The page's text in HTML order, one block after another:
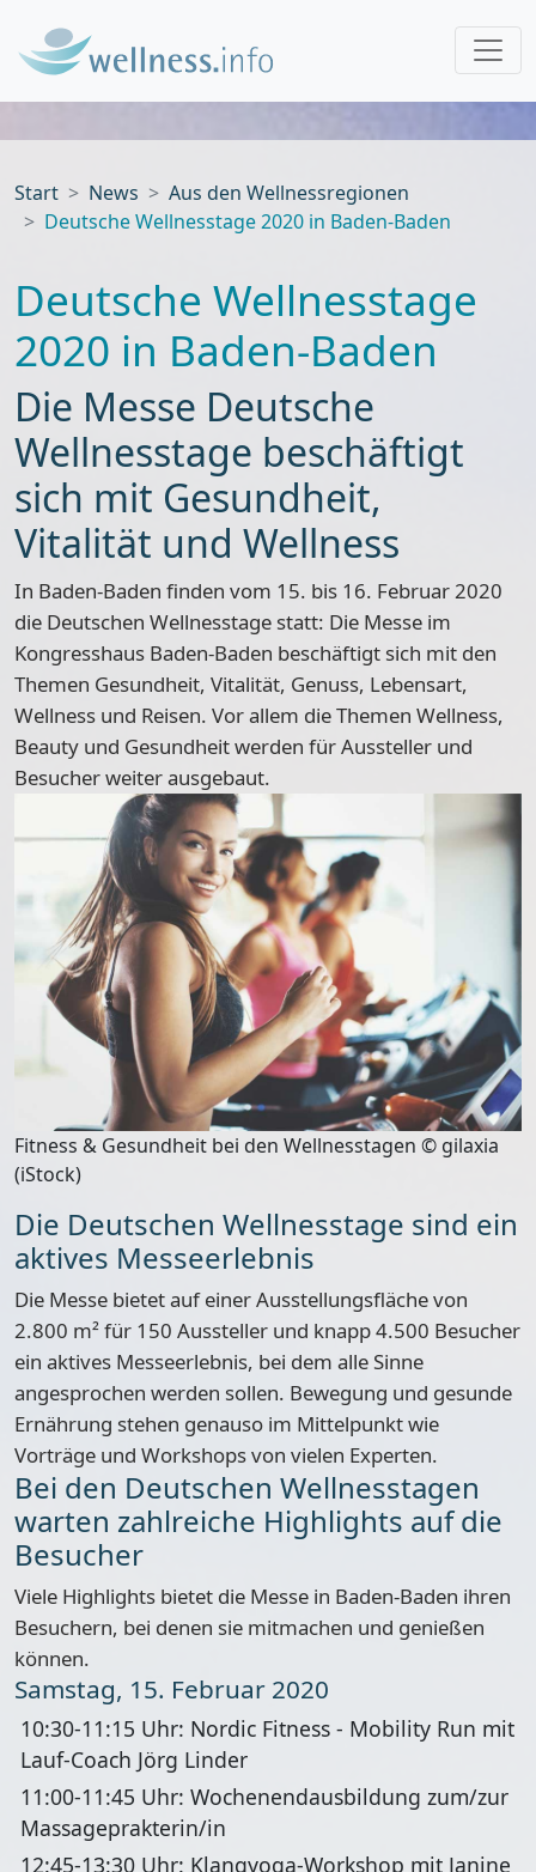
Start News
Aus den Wellnessregionen
Deutsche Wellnesstage 2020 in Baden-Baden
Deutsche Wellnesstage
2020 in Baden-Baden
Die Messe Deutsche
Wellnesstage beschäftigt
sich mit Gesundheit,
Vitalität und Wellness
In Baden-Baden finden vom 15. bis 16. Februar 2020
die Deutschen Wellnesstage statt: Die Messe im
Kongresshaus Baden-Baden beschäftigt sich mit den
Themen Gesundheit, Vitalität, Genuss, Lebensart,
Wellness und Reisen. Vor allem die Themen Wellness,
Beauty und Gesundheit werden für Aussteller und
Besucher weiter ausgebaut.
Fitness & Gesundheit bei den Wellnesstagen © gilaxia
(iStock)
Die Deutschen Wellnesstage sind ein
aktives Messeerlebnis
Die Messe bietet auf einerAusstellungsfläche von
2.800 m²für 150 Aussteller und knapp 4.500 Besucher
ein aktives Messeerlebnis, bei dem alle Sinne
angesprochen werden sollen. Bewegung und gesunde
Ernährung stehen genauso im Mittelpunkt wie
Vorträge und Workshops von vielen Experten.
Bei den Deutschen Wellnesstagen
warten zahlreiche Highlights auf die
Besucher
Viele Highlights bietet die Messe in Baden-Baden ihren
Besuchern, bei denen sie mitmachen und genießen
können.
Samstag, 15. Februar 2020
10:30-11:15 Uhr: Nordic Fitness - Mobility Run mit
Lauf-Coach Jörg Linder
11:00-11:45 Uhr: Wochenendausbildung zum/zur
Massageprakterin/in
12:45-13:30 Uhr: Klangyoga-Workshop mit Janine